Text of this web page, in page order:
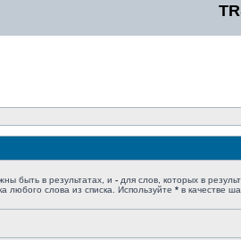
быть в результатах, и - для слов, которых в
любого слова из списка. Используйте * в качестве